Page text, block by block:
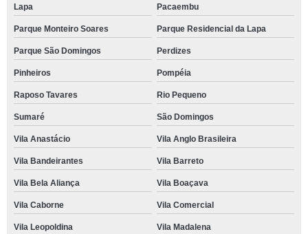
Lapa Pacaembu
Parque Monteiro Soares Parque Residencial da Lapa
Parque São Domingos Perdizes
Pinheiros Pompéia
Raposo Tavares Rio Pequeno
Sumaré São Domingos
Vila Anastácio Vila Anglo Brasileira
Vila Bandeirantes Vila Barreto
Vila Bela Aliança Vila Boaçava
Vila Caborne Vila Comercial
Vila Leopoldina Vila Madalena